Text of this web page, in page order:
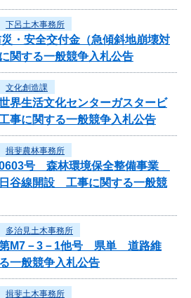
下呂土木事務所
災・安全交付金（急傾斜地崩壊対
関する一般競争入札公告
文化創造課
界生活文化センターガスタービ
事に関する一般競争入札公告
揖斐農林事務所
0603号 森林環境保全整備事業
谷線開設 工事に関する一般競
多治見土木事務所
第M7－3－1他号 県単 道路維
一般競争入札公告
揖斐土木事務所